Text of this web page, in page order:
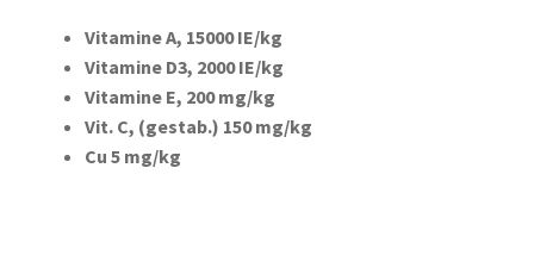
Vitamine A, 15000 IE/kg
Vitamine D3, 2000 IE/kg
Vitamine E, 200 mg/kg
Vit. C, (gestab.) 150 mg/kg
Cu 5 mg/kg